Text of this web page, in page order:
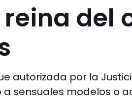
reina del
autorizada por la
a sensuales modelos o